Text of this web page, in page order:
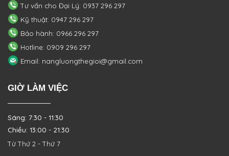
Tư vấn cho Đại Lý: 0937 296 297
Kỹ thuật: 0947 296 297
Bảo hành: 0966 296 297
Hotline: 0909 296 297
Email: nangluongthegioi@gmail.com
GIỜ LÀM VIỆC
Sáng: 7:30 - 11:30
Chiều: 13:00 - 21:30
Từ Thứ 2 - Thứ 7